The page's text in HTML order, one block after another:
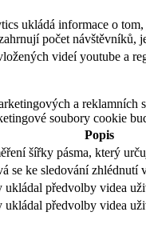
ukládá informace o
počet návštěvníků,
videí youtube a
a
soubory cookie
Popis
šířky pásma, který
se ke sledování zhlédnutí
předvolby videa
předvolby videa